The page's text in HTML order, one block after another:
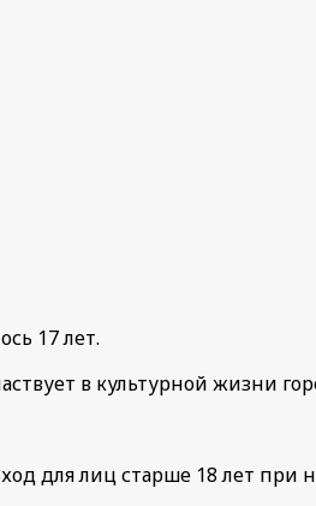
17 лет.
в культурной жизни
для лиц старше 18 лет при